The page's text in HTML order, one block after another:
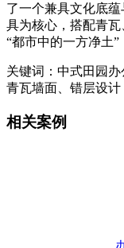
了一个兼具文化底
具为核心，搭配青
“都市中的一方净土”
关键词：中式田园办
青瓦墙面、错层设计
相关案例